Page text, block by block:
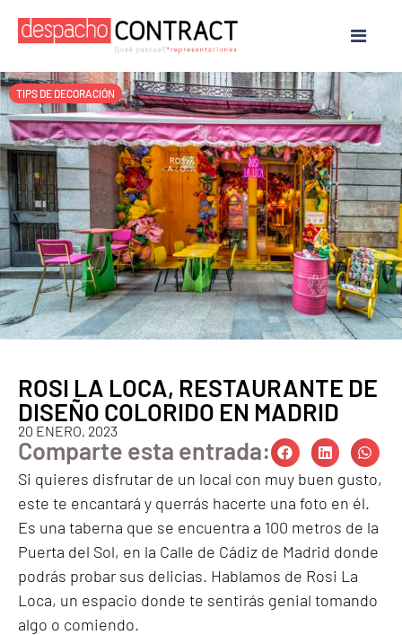
TIPS DE DECORACIÓN
ROSI LA LOCA, RESTAURANTE DE
DISEÑO COLORIDO EN MADRID
20 ENERO, 2023
Comparte esta entrada:
Si quieres disfrutar de un local con muy buen gusto,
este te encantará y querrás hacerte una foto en él.
Es una taberna que se encuentra a 100 metros de la
Puerta del Sol, en la Calle de Cádiz de Madrid donde
podrás probar sus delicias. Hablamos de Rosi La
Loca, un espacio donde te sentirás genial tomando
algo o comiendo.